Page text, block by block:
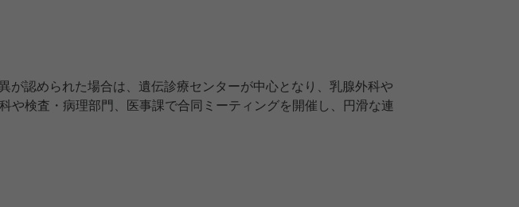
が認められた場合は、遺伝診療センターが中心となり、乳腺外科や
検査・病理部門、医事課で合同ミーティングを開催し、円滑な連